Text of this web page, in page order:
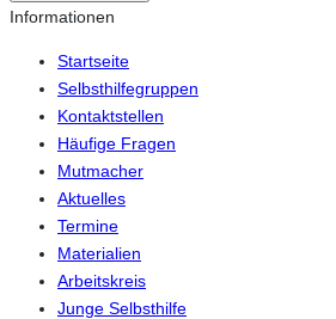
Informationen
Startseite
Selbsthilfegruppen
Kontaktstellen
Häufige Fragen
Mutmacher
Aktuelles
Termine
Materialien
Arbeitskreis
Junge Selbsthilfe